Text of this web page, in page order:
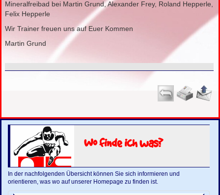
Mineralfreibad bei Martin Grund, Alexander Frey, Roland Hepperle,
Felix Hepperle
Wir Trainer freuen uns auf Euer Kommen
Martin Grund
Wo finde ich was?
In der nachfolgenden Übersicht können Sie sich informieren und
orientieren, was wo auf unserer Homepage zu finden ist.